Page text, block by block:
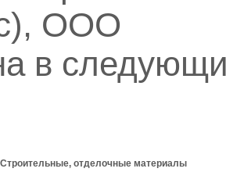
ООО
в
Строительные, отделочные материалы